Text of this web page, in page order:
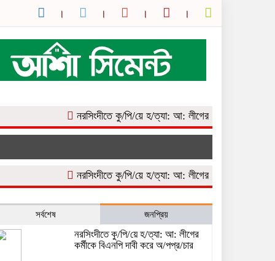
নরসিংদীতে কু/পি/য়ে হ/ত্যা: আ: লীগের কর্মীকে বিএনপি দাবী
নরসিংদীতে কু/পি/য়ে হ/ত্যা: আ: লীগের কর্মীকে বিএনপি দাবী
সর্বশেষ জনপ্রিয়
নরসিংদীতে কু/পি/য়ে হ/ত্যা: আ: লীগের
কর্মীকে বিএনপি দাবী করে অ/পপ্র/চার